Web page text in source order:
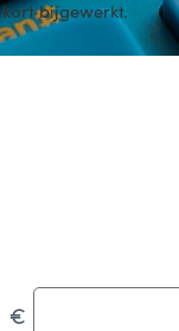
bijgewerkt.
€